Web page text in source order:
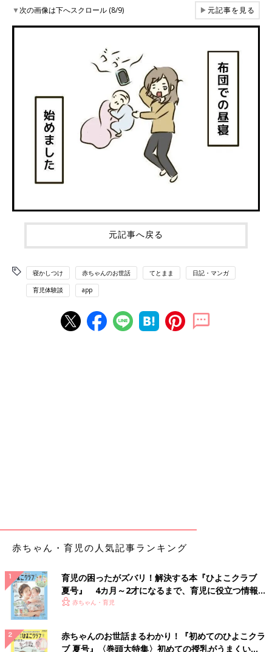
▼次の画像は下へスクロール (8/9) ▶元記事を見る
元記事へ戻る
寝かしつけ 赤ちゃんのお世話 てとまま 日記・マンガ
育児体験談 app
赤ちゃん・育児の人気記事ランキング
育児の困ったがズバリ！解決する本『ひよこクラブ
夏号』 4カ月～2才になるまで、育児に役立つ情報が
いっぱい！
赤ちゃん・育児
赤ちゃんのお世話まるわかり！『初めてのひよこクラ
ブ 夏号』〈巻頭大特集〉初めての授乳がうまくい